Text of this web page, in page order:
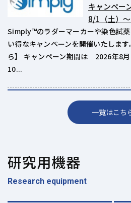
キャンペー
8/1（土）
Simply™のラダーマーカーや染色試
い得なキャンペーンを開催いたしま
ら】 キャンペーン期間は 2026年8
10...
オーハウスの分析天びんやpHメータ
得なキャンペーンを開催いたします。
特別価格 【対象の製品はこちら】 【
一覧はこち
研究用機器
Research equipment